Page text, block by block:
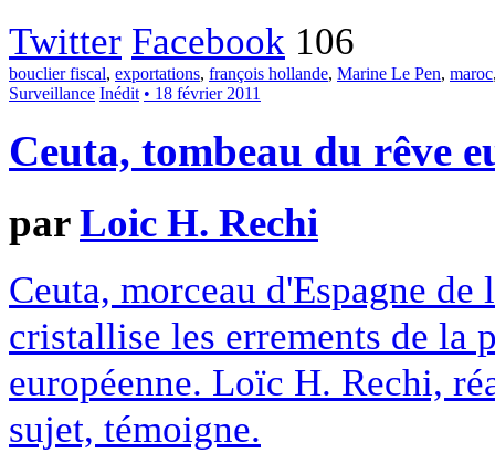
Twitter Facebook 106
bouclier fiscal, exportations, françois hollande, Marine Le Pen, maroc
Surveillance Inédit • 18 février 2011
Ceuta, tombeau du rêve
parLoic H. Rechi
Ceuta, morceau d'Espagne
cristallise les errements de
européenne. Loïc H. Rechi,
sujet, témoigne.